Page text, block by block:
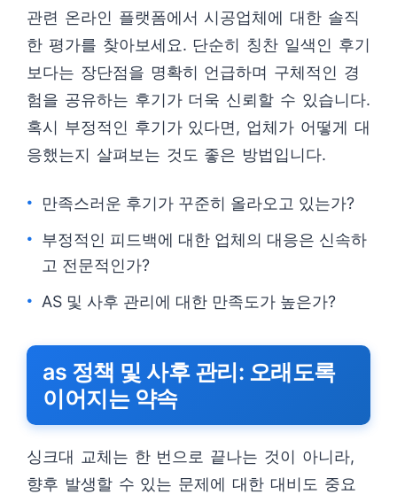
관련 온라인 플랫폼에서 시공업체에 대한 솔직
한 평가를 찾아보세요. 단순히 칭찬 일색인 후기
보다는 장단점을 명확히 언급하며 구체적인 경
험을 공유하는 후기가 더욱 신뢰할 수 있습니다.
혹시 부정적인 후기가 있다면, 업체가 어떻게 대
응했는지 살펴보는 것도 좋은 방법입니다.
만족스러운 후기가 꾸준히 올라오고 있는가?
부정적인 피드백에 대한 업체의 대응은 신속하
고 전문적인가?
AS 및 사후 관리에 대한 만족도가 높은가?
as 정책 및 사후 관리: 오래도록
이어지는 약속
싱크대 교체는 한 번으로 끝나는 것이 아니라,
향후 발생할 수 있는 문제에 대한 대비도 중요